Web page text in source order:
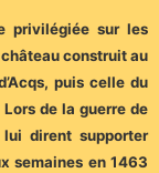
privilégiée sur les
château construit au
puis celle du
de la guerre de
lui dirent supporter
semaines en 1463